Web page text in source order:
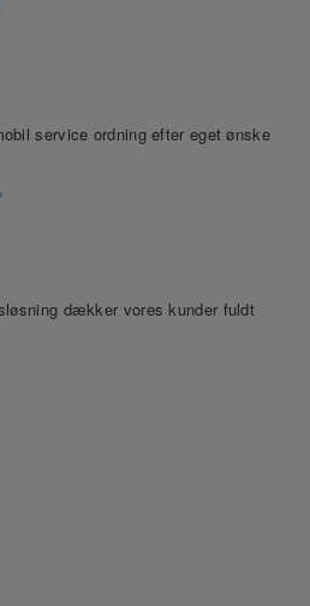
service ordning efter eget ønske
dækker vores kunder fuldt